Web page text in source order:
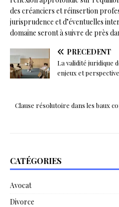
des créanciers et réinsertion
jurisprudence et d’éventuelles
domaine seront à suivre de près
PRÉCÉDENT
La validité juridique
enjeux et
Clause résolutoire dans les baux
CATÉGORIES
Avocat
Divorce